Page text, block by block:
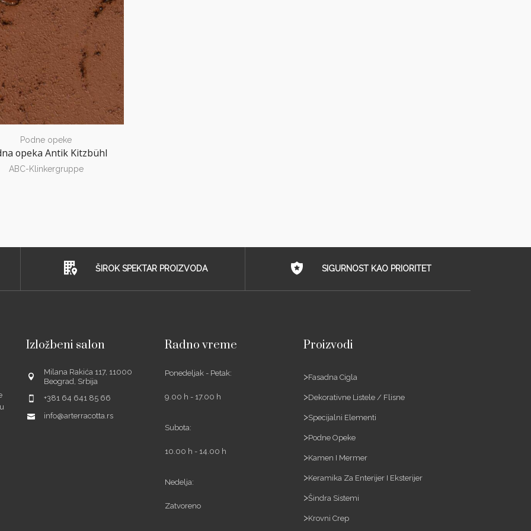
Podne opeke
opeka Antik Kitzbühl
ABC-Klinkergruppe
ŠIROK SPEKTAR PROIZVODA SIGURNOST KAO PRIORITET
Izložbeni salon
Milana Rakića 117, 11000
Beograd, Srbija
+381 64 641 85 66
info@arterracotta.rs
Radno vreme
Ponedeljak - Petak:
9.00 h - 17.00 h
Subota:
10.00 h - 14.00 h
Nedelja:
Zatvoreno
Proizvodi
Fasadna Cigla
Dekorativne Listele / Flisne
Specijalni Elementi
Podne Opeke
Kamen I Mermer
Keramika Za Enterijer I Eksterijer
Šindra Sistemi
Krovni Crep